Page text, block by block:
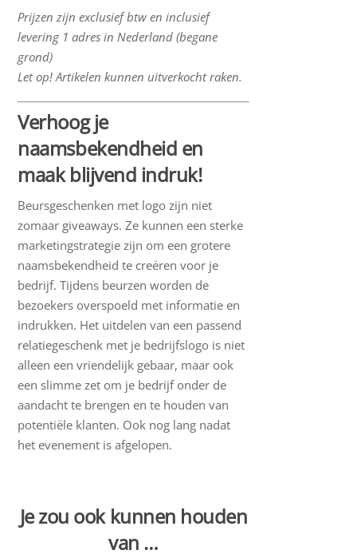
Prijzen zijn exclusief btw en inclusief
levering 1 adres in Nederland (begane
grond)
Let op! Artikelen kunnen uitverkocht raken.
Verhoog je
naamsbekendheid en
maak blijvend indruk!
Beursgeschenken met logo zijn niet
zomaar giveaways. Ze kunnen een sterke
marketingstrategie zijn om een grotere
naamsbekendheid te creëren voor je
bedrijf. Tijdens beurzen worden de
bezoekers overspoeld met informatie en
indrukken. Het uitdelen van een passend
relatiegeschenk met je bedrijfslogo is niet
alleen een vriendelijk gebaar, maar ook
een slimme zet om je bedrijf onder de
aandacht te brengen en te houden van
potentiële klanten. Ook nog lang nadat
het evenement is afgelopen.
Je zou ook kunnen houden
van …